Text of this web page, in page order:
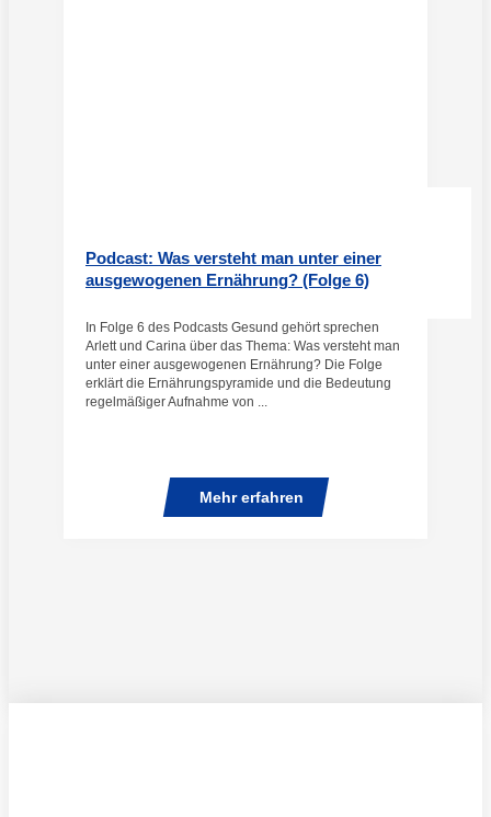
Podcast: Was versteht man unter einer
ausgewogenen Ernährung? (Folge 6)
In Folge 6 des Podcasts Gesund gehört sprechen
Arlett und Carina über das Thema: Was versteht man
unter einer ausgewogenen Ernährung? Die Folge
erklärt die Ernährungspyramide und die Bedeutung
regelmäßiger Aufnahme von ...
Mehr erfahren